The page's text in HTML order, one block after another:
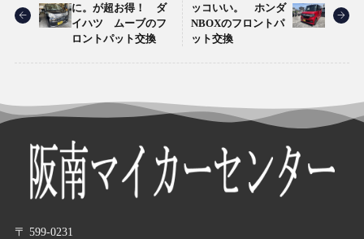
に。が超お得！ ダ
イハツ ムーブのフ
ロントパット交換
ッコいい。 ホンダ
NBOXのフロントパ
ット交換
〒 599-0231